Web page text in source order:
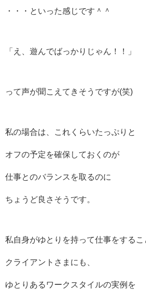
・・・といった感じです＾＾
「え、遊んでばっかりじゃん！！」
って声が聞こえてきそうですが(笑)
私の場合は、これくらいたっぷりと
オフの予定を確保しておくのが
仕事とのバランスを取るのに
ちょうど良さそうです。
私自身がゆとりを持って仕事をするこ
クライアントさまにも、
ゆとりあるワークスタイルの実例を